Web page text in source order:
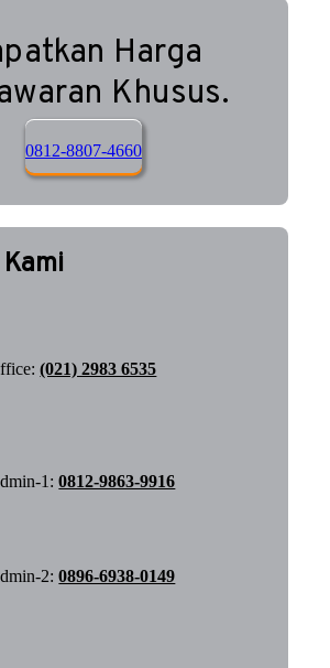
Harga
Khusus.
0812-8807-4660
(021) 2983 6535
1:0812-9863-9916
2:0896-6938-0149